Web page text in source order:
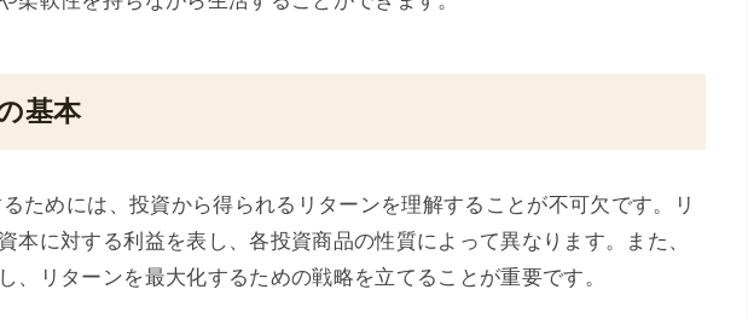
基本
ためには、投資から得られるリターンを理解することが不可欠です。リ
本に対する利益を表し、各投資商品の性質によって異なります。また、
、リターンを最大化するための戦略を立てることが重要です。